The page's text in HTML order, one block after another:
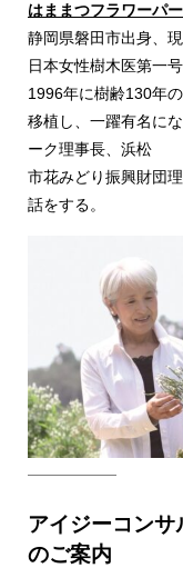
はままつフラワーパ
静岡県磐⽥市出⾝、現
⽇本⼥性樹⽊医第⼀
1996年に樹齢130年
移植し、⼀躍有名に
ーク理事⻑、浜松
市花みどり振興財団
話をする。
アイジーコンサ
のご案内